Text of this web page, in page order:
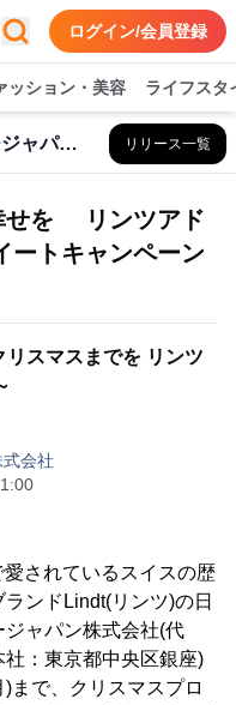
ログイン/会員登録
ッション・美容 ライフスタ
リンツ＆シュプルングリージャパン株式会社 リリース一覧
せを リンツアド
ートキャンペーン
スマスまでを リンツ
会社
されているスイスの歴
ンドLindt(リンツ)の日
ャパン株式会社(代
：東京都中央区銀座)
まで、クリスマスプロ